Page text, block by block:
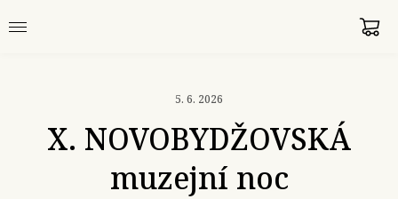
5. 6. 2026
X. NOVOBYDŽOVSKÁ
muzejní noc